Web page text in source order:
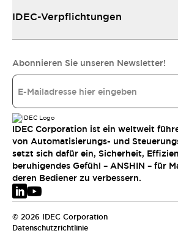
IDEC-Verpflichtungen
Abonnieren Sie unseren Newsletter!
IDEC Corporation ist ein weltweit
von Automatisierungs- und
setzt sich dafür ein, Sicherheit,
beruhigendes Gefühl – ANSHIN – für
deren Bediener zu verbessern.
© 2026 IDEC Corporation
Datenschutzrichtlinie